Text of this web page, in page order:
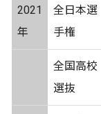
2021
年
全日本選
手権
全国高校
選抜